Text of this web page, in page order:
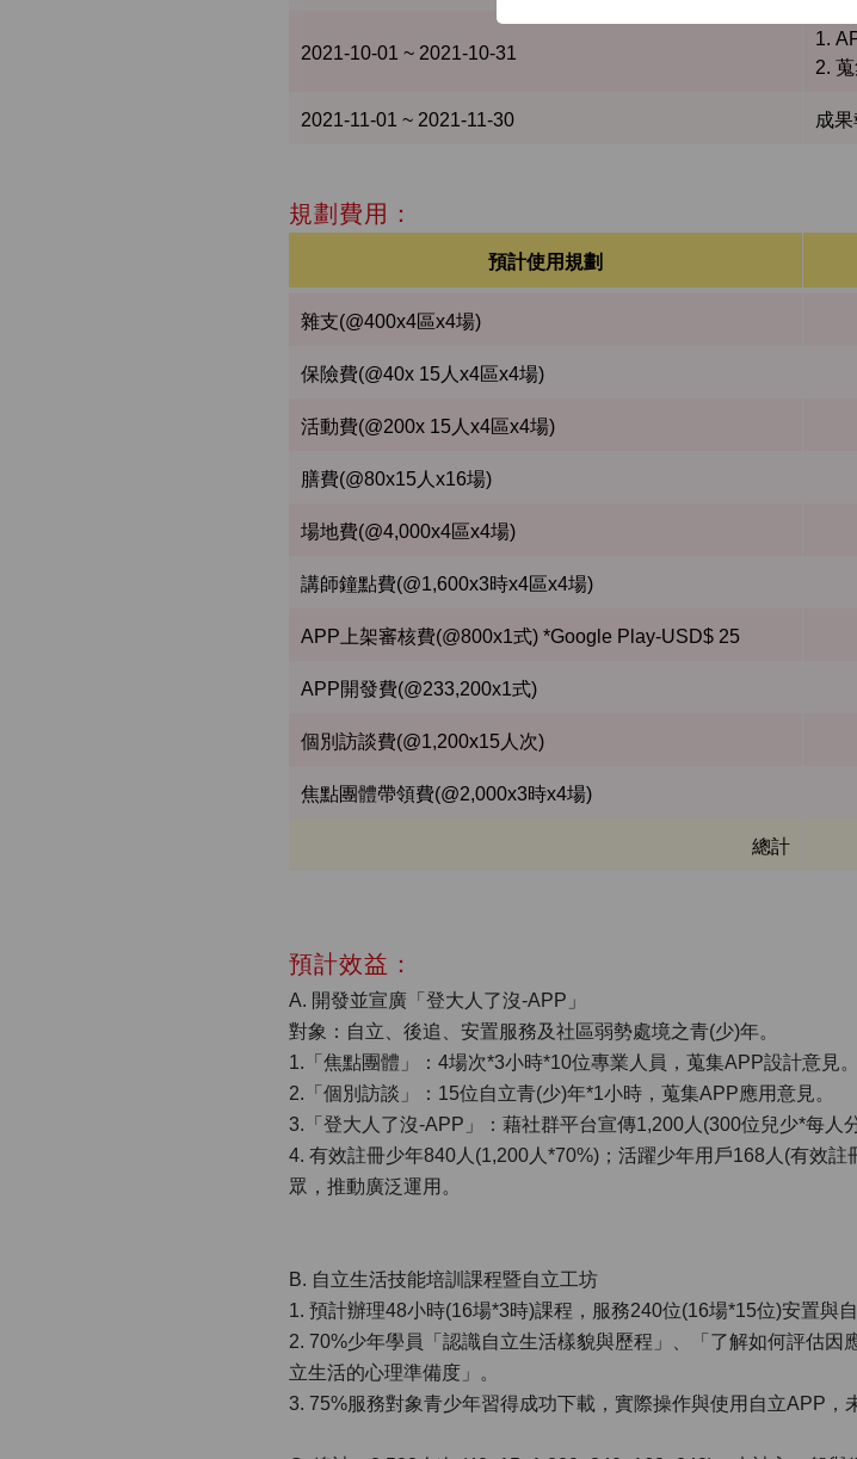
2021-10-01 ~ 2021-10-31
1.
2.
2021-11-01 ~ 2021-11-30
成
規劃費用：
預計使用規劃
雜支(@400x4區x4場)
保險費(@40x 15人x4區x4場)
活動費(@200x 15人x4區x4場)
膳費(@80x15人x16場)
場地費(@4,000x4區x4場)
講師鐘點費(@1,600x3時x4區x4場)
APP上架審核費(@800x1式) *Google Play-USD$ 25
APP開發費(@233,200x1式)
個別訪談費(@1,200x15人次)
焦點團體帶領費(@2,000x3時x4場)
總計
預計效益：
A. 開發並宣廣「登大人了沒-APP」
對象：自立、後追、安置服務及社區弱勢處境之青(少)年。
1.「焦點團體」：4場次*3小時*10位專業人員，蒐集APP設計意見。
2.「個別訪談」：15位自立青(少)年*1小時，蒐集APP應用意見。
3.「登大人了沒-APP」：藉社群平台宣傳1,200人(300位兒少*每人
4. 有效註冊少年840人(1,200人*70%)；活躍少年用戶168人(有效
眾，推動廣泛運用。
B. 自立生活技能培訓課程暨自立工坊
1. 預計辦理48小時(16場*3時)課程，服務240位(16場*15位)安置與自
2. 70%少年學員「認識自立生活樣貌與歷程」、「了解如何評估
立生活的心理準備度」。
3. 75%服務對象青少年習得成功下載，實際操作與使用自立APP，